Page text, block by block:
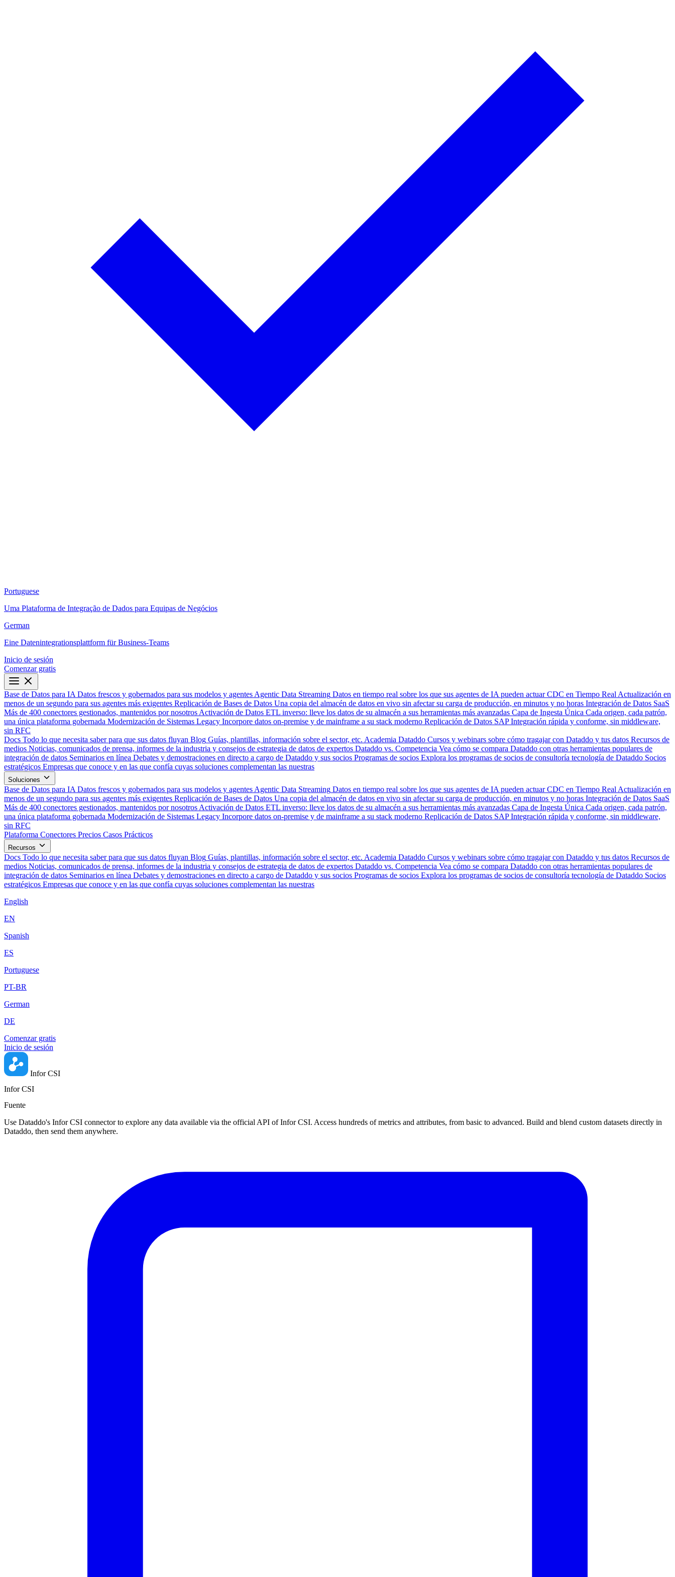
Portuguese
Uma Plataforma de Integração de Dados para Equipas de Negócios
German
Eine Datenintegrationsplattform für Business-Teams
Inicio de sesión
Comenzar gratis
Base de Datos para IA Datos frescos y gobernados para sus modelos y agentes Agentic Data Streaming Datos en tiempo real sobre los que sus agentes de IA pueden actuar CDC en Tiempo Real Actualización en
menos de un segundo para sus agentes más exigentes Replicación de Bases de Datos Una copia del almacén de datos en vivo sin afectar su carga de producción, en minutos y no horas Integración de Datos SaaS
Más de 400 conectores gestionados, mantenidos por nosotros Activación de Datos ETL inverso: lleve los datos de su almacén a sus herramientas más avanzadas Capa de Ingesta Única Cada origen, cada patrón,
una única plataforma gobernada Modernización de Sistemas Legacy Incorpore datos on-premise y de mainframe a su stack moderno Replicación de Datos SAP Integración rápida y conforme, sin middleware,
sin RFC
Docs Todo lo que necesita saber para que sus datos fluyan Blog Guías, plantillas, información sobre el sector, etc. Academia Dataddo Cursos y webinars sobre cómo tragajar con Dataddo y tus datos Recursos de
medios Noticias, comunicados de prensa, informes de la industria y consejos de estrategia de datos de expertos Dataddo vs. Competencia Vea cómo se compara Dataddo con otras herramientas populares de
integración de datos Seminarios en línea Debates y demostraciones en directo a cargo de Dataddo y sus socios Programas de socios Explora los programas de socios de consultoría tecnología de Dataddo Socios
estratégicos Empresas que conoce y en las que confía cuyas soluciones complementan las nuestras
Soluciones
Base de Datos para IA Datos frescos y gobernados para sus modelos y agentes Agentic Data Streaming Datos en tiempo real sobre los que sus agentes de IA pueden actuar CDC en Tiempo Real Actualización en
menos de un segundo para sus agentes más exigentes Replicación de Bases de Datos Una copia del almacén de datos en vivo sin afectar su carga de producción, en minutos y no horas Integración de Datos SaaS
Más de 400 conectores gestionados, mantenidos por nosotros Activación de Datos ETL inverso: lleve los datos de su almacén a sus herramientas más avanzadas Capa de Ingesta Única Cada origen, cada patrón,
una única plataforma gobernada Modernización de Sistemas Legacy Incorpore datos on-premise y de mainframe a su stack moderno Replicación de Datos SAP Integración rápida y conforme, sin middleware,
sin RFC
Plataforma Conectores Precios Casos Prácticos
Recursos
Docs Todo lo que necesita saber para que sus datos fluyan Blog Guías, plantillas, información sobre el sector, etc. Academia Dataddo Cursos y webinars sobre cómo tragajar con Dataddo y tus datos Recursos de
medios Noticias, comunicados de prensa, informes de la industria y consejos de estrategia de datos de expertos Dataddo vs. Competencia Vea cómo se compara Dataddo con otras herramientas populares de
integración de datos Seminarios en línea Debates y demostraciones en directo a cargo de Dataddo y sus socios Programas de socios Explora los programas de socios de consultoría tecnología de Dataddo Socios
estratégicos Empresas que conoce y en las que confía cuyas soluciones complementan las nuestras
English
EN
Spanish
ES
Portuguese
PT-BR
German
DE
Comenzar gratis
Inicio de sesión
Infor CSI
Infor CSI
Fuente
Use Dataddo's Infor CSI connector to explore any data available via the official API of Infor CSI. Access hundreds of metrics and attributes, from basic to advanced. Build and blend custom datasets directly in
Dataddo, then send them anywhere.